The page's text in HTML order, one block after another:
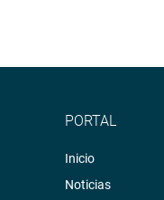
PORTAL
Inicio
Noticias